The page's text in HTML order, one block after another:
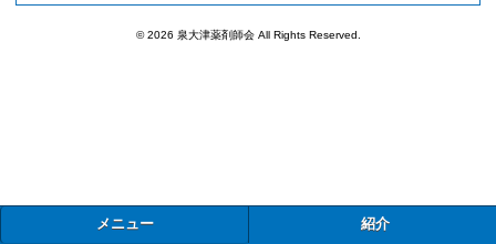
© 2026 泉大津薬剤師会 All Rights Reserved.
メニュー 紹介